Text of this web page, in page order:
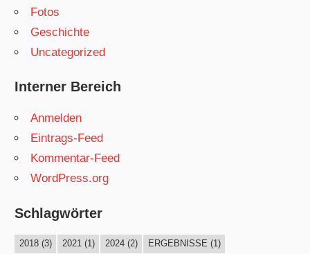
Fotos
Geschichte
Uncategorized
Interner Bereich
Anmelden
Eintrags-Feed
Kommentar-Feed
WordPress.org
Schlagwörter
2018(3) 2021(1) 2024(2) ERGEBNISSE (1)